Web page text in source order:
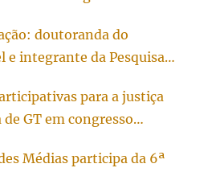
doutoranda do
e integrante da Pesquisa
do Porto, em Portugal
para a justiça
GT em congresso
Médias participa da 6ª